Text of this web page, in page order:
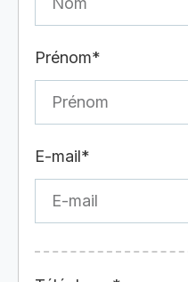
Prénom*
E-mail*